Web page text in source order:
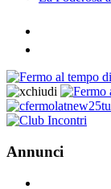
Annunci